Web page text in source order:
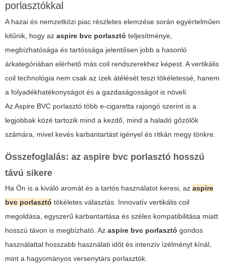
porlasztókkal
A hazai és nemzetközi piac részletes elemzése során egyértelműen
kitűnik, hogy az aspire bvc porlasztó teljesítménye,
megbízhatósága és tartóssága jelentősen jobb a hasonló
árkategóriában elérhető más coil rendszerekhez képest. A vertikális
coil technológia nem csak az ízek átélését teszi tökéletessé, hanem
a folyadékhatékonyságot és a gazdaságosságot is növeli.
Az Aspire BVC porlasztó több e-cigaretta rajongó szerint is a
legjobbak közé tartozik mind a kezdő, mind a haladó gőzölők
számára, mivel kevés karbantartást igényel és ritkán megy tönkre.
Összefoglalás: az aspire bvc porlasztó hosszú
távú sikere
Ha Ön is a kiváló aromát és a tartós használatot keresi, az aspire
bvc porlasztó tökéletes választás. Innovatív vertikális coil
megoldása, egyszerű karbantartása és széles kompatibilitása miatt
hosszú távon is megbízható. Az aspire bvc porlasztó gondos
használattal hosszabb használati időt és intenzív ízélményt kínál,
mint a hagyományos versenytárs porlasztók.